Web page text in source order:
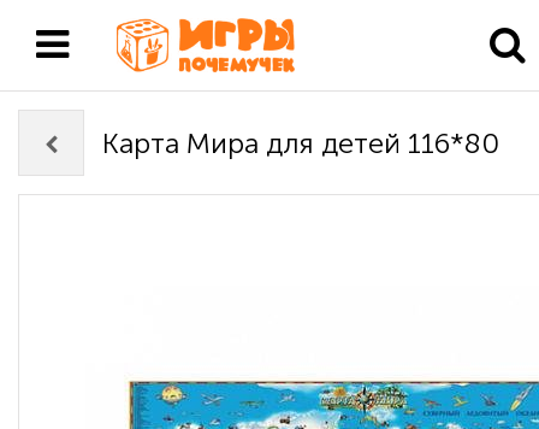
Карта Мира для детей 116*80